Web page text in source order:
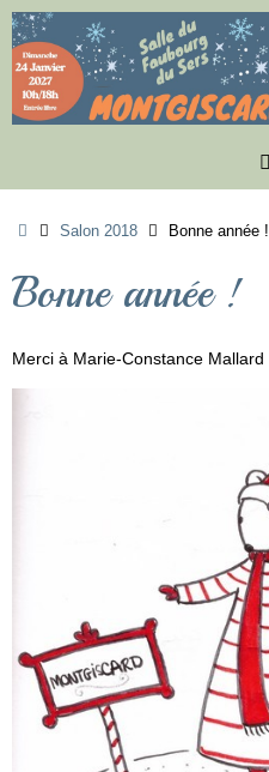
Passer
au
contenu
AccueilSalon 2018 Bonne année !
Bonne année !
Merci à Marie-Constance